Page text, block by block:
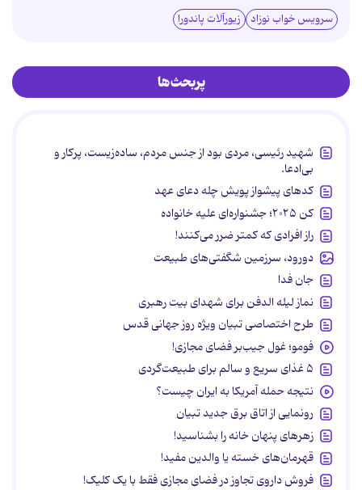
سرویس خواب نوزاد زیورآلات پاندورا
پربحث‌ها
شهید رئیسی، مردی بود از جنس مردم، ساده‌زیست، پرکار و
بی‌ادعا.
کدهای پیشواز پویش چله دعای عهد
کن ۲۰۲۵؛ جشنواره‌ای علیه خانواده
راز افرادی که کمتر ضرر می‌کنند!
دورود، سرزمین شگفتی‌های طبیعت
جان فدا
نماز لیله الدفن برای شهدای بیت رهبری
طرح اختصاصی تبیان ویژه روز جهانی قدس
فومو؛ غول جیب‌بر فضای مجازی!
۵ غذای سریع و سالم برای طبیعت‌گردی
نتیجه حمله آمریکا به ایران چیست؟
رونمایی از اتاق برق جدید تبیان
زهرهای پنهان خانه را بشناسید!
قهرمان‌های خسته یا والدین مفید!
فروش داروی تجاوز در فضای مجازی فقط با یک کلیک!